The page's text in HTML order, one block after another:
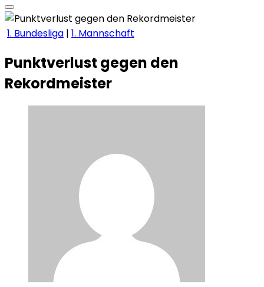
1. Bundesliga | 1. Mannschaft
Punktverlust gegen den
Rekordmeister